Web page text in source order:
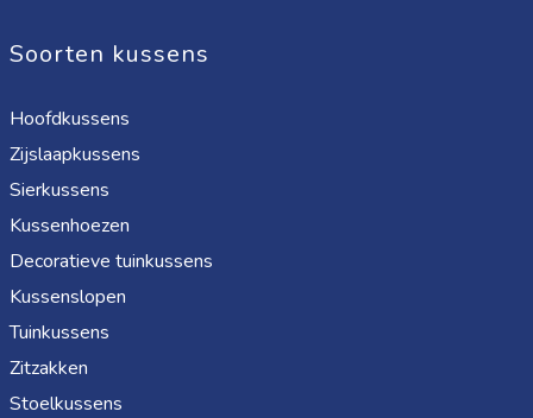
Soorten kussens
Hoofdkussens
Zijslaapkussens
Sierkussens
Kussenhoezen
Decoratieve tuinkussens
Kussenslopen
Tuinkussens
Zitzakken
Stoelkussens